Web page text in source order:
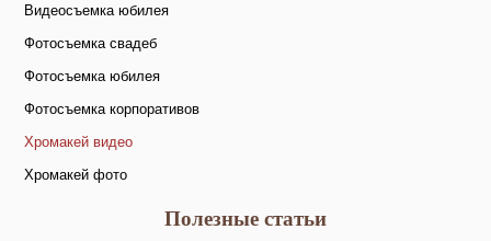
Видеосъемка юбилея
Фотосъемка свадеб
Фотосъемка юбилея
Фотосъемка корпоративов
Хромакей видео
Хромакей фото
Полезные статьи